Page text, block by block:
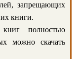
запрещающих
книги.
полностью
можно скачать